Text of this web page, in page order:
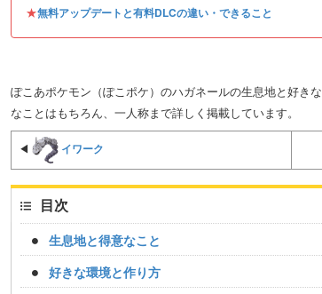
★無料アップデートと有料DLCの違い・できること
ぽこあポケモン（ぽこポケ）のハガネールの生息地と好き
なことはもちろん、一人称まで詳しく掲載しています。
◀ イワーク
目次
生息地と得意なこと
好きな環境と作り方